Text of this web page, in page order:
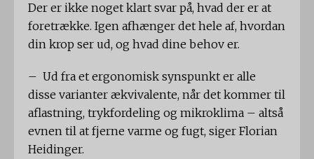
Der er ikke noget klart svar på, hvad der er at
foretrække. Igen afhænger det hele af, hvordan
din krop ser ud, og hvad dine behov er.
– Ud fra et ergonomisk synspunkt er alle
disse varianter ækvivalente, når det kommer til
aflastning, trykfordeling og mikroklima – altså
evnen til at fjerne varme og fugt, siger Florian
Heidinger.